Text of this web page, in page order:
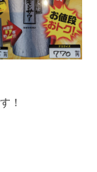
！